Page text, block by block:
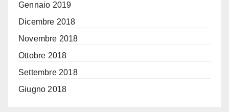
Gennaio 2019
Dicembre 2018
Novembre 2018
Ottobre 2018
Settembre 2018
Giugno 2018